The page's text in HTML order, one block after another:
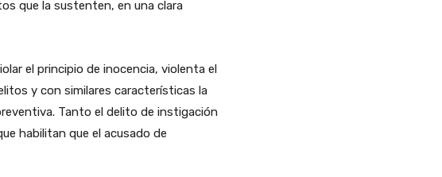
que la sustenten, en una clara
el principio de inocencia, violenta el
y con similares características la
Tanto el delito de instigación
habilitan que el acusado de